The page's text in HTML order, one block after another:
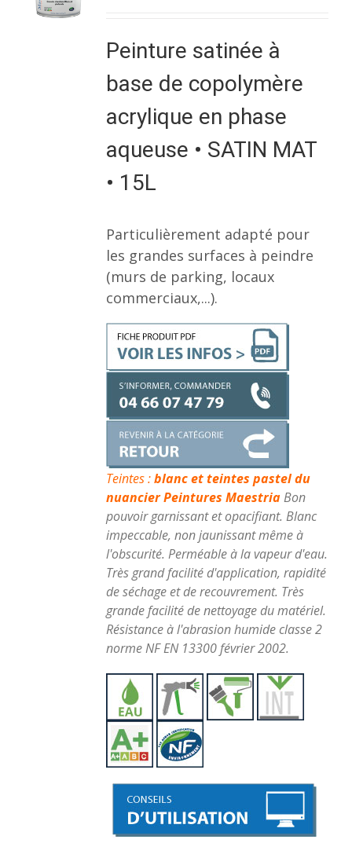
Peinture satinée à
base de copolymère
acrylique en phase
aqueuse • SATIN MAT
• 15L
Particulièrement adapté pour
les grandes surfaces à peindre
(murs de parking, locaux
commerciaux,...).
Teintes :blanc et teintes pastel du
nuancier Peintures MaestriaBon
pouvoir garnissant et opacifiant. Blanc
impeccable, non jaunissant même à
l'obscurité. Perméable à la vapeur d'eau.
Très grand facilité d'application, rapidité
de séchage et de recouvrement. Très
grande facilité de nettoyage du matériel.
Résistance à l'abrasion humide classe 2
norme NF EN 13300 février 2002.